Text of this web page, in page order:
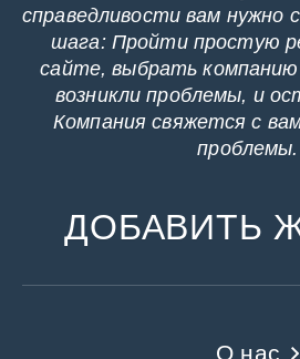
справедливости вам нужно
шага: Пройти простую
сайте, выбрать компанию
возникли проблемы, и
Компания свяжется с
проблемы.
ДОБАВИТЬ
О нас